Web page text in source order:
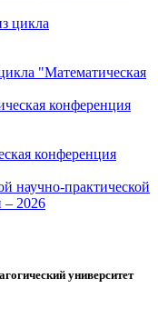
"Математическая
конференция
научно-практической
– 2026
университет